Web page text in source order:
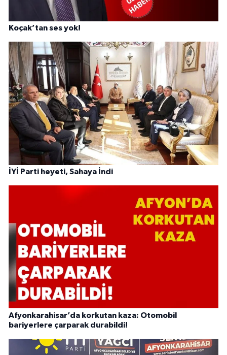
Koçak’tan ses yok!
İYİ Parti heyeti, Sahaya İndi
Afyonkarahisar’da korkutan kaza: Otomobil
bariyerlere çarparak durabildi!